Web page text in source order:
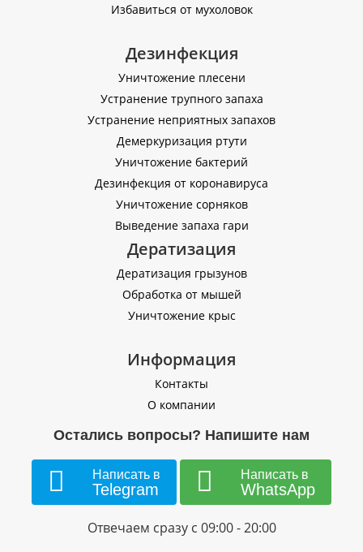
Избавиться от мухоловок
Дезинфекция
Уничтожение плесени
Устранение трупного запаха
Устранение неприятных запахов
Демеркуризация ртути
Уничтожение бактерий
Дезинфекция от коронавируса
Уничтожение сорняков
Выведение запаха гари
Дератизация
Дератизация грызунов
Обработка от мышей
Уничтожение крыс
Информация
Контакты
О компании
Остались вопросы? Напишите нам
Написать в
Telegram
Написать в
WhatsApp
Отвечаем сразу с 09:00 - 20:00